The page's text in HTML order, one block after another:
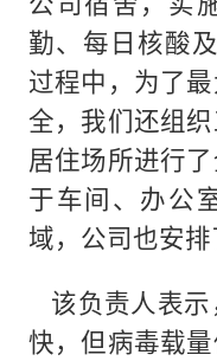
勤、每日核酸
过程中，为了
全，我们还组
居住场所进行
于车间、办公
域，公司也安
该负责人表示
快，但病毒载